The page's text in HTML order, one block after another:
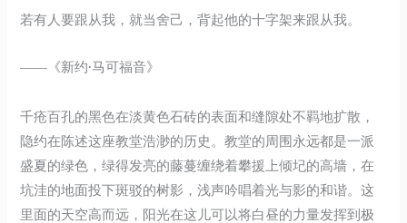
若有人要跟从我，就当舍己，背起他的十字架来跟从我。
—— 《新约·马可福音》
千疮百孔的黑色在淡黄色石砖的表面和缝隙处不羁地扩散，
隐约在陈述这座教堂浩渺的历史。教堂的周围永远都是一派
盛夏的绿色，绿得发亮的藤蔓缠绕着攀援上倾圮的高墙，在
坑洼的地面投下斑驳的树影，浅声吟唱着光与影的和谐。这
里面的天空高而远，阳光在这儿可以将白昼的力量发挥到极